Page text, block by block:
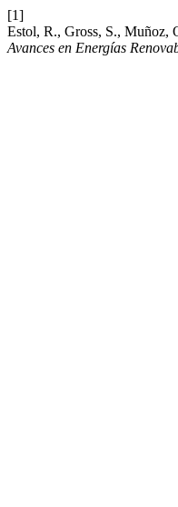
[1]
Estol, R., Gross, S., Muñoz,
Avances en Energías